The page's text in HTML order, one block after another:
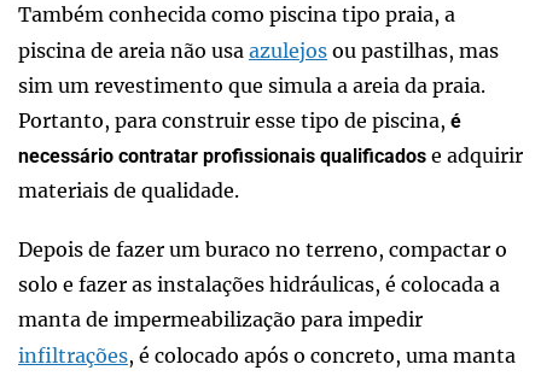
Também conhecida como piscina tipo praia, a
piscina de areia não usa azulejos ou pastilhas, mas
sim um revestimento que simula a areia da praia.
Portanto, para construir esse tipo de piscina, é
necessário contratar profissionais qualificados e adquirir
materiais de qualidade.
Depois de fazer um buraco no terreno, compactar o
solo e fazer as instalações hidráulicas, é colocada a
manta de impermeabilização para impedir
infiltrações, é colocado após o concreto, uma manta